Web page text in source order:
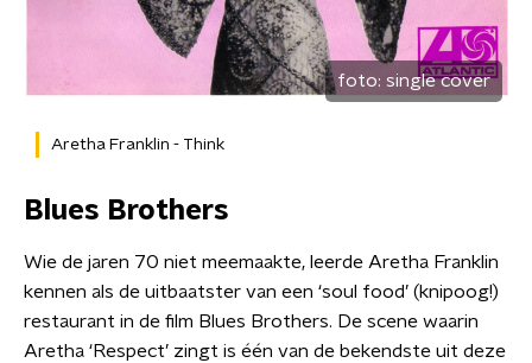
foto: single cover
Aretha Franklin - Think
Blues Brothers
Wie de jaren 70 niet meemaakte, leerde Aretha Franklin
kennen als de uitbaatster van een ‘soul food’ (knipoog!)
restaurant in de film Blues Brothers. De scene waarin
Aretha ‘Respect’ zingt is één van de bekendste uit deze